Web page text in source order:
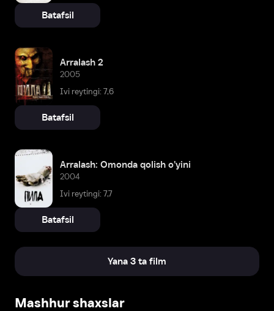
Batafsil
Arralash 2
2005
Ivi reytingi: 7,6
Batafsil
Arralash: Omonda qolish o'yini
2004
Ivi reytingi: 7,7
Batafsil
Yana 3 ta film
Mashhur shaxslar